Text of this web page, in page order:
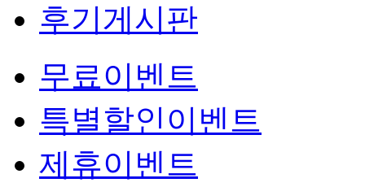
후기게시판
무료이벤트
특별할인이벤트
제휴이벤트